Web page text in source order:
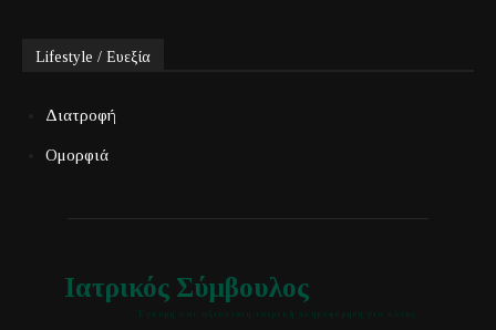
Lifestyle / Ευεξία
Διατροφή
Ομορφιά
Ιατρικός Σύμβουλος